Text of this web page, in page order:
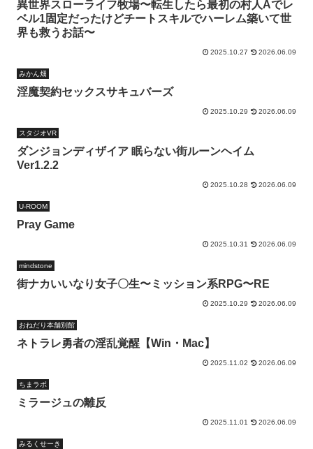
異世界スローライフ牧場〜転生したら最初の村人Aでレ
ベル1固定だったけどチートスキルでハーレム築いて世
界も救うお話〜
2025.10.27 2026.06.09
みかん畑
淫魔契約セックスサキュバーズ
2025.10.29 2026.06.09
スタジオVR
ダンジョンディザイア 眠らない街ルーンヘイム
Ver1.2.2
2025.10.28 2026.06.09
U-ROOM
Pray Game
2025.10.31 2026.06.09
mindstone
街ナカいいなり女子〇生〜ミッション系RPG〜RE
2025.10.29 2026.06.09
おねだり本舗別館
ネトラレ勇者の淫乱覚醒【Win・Mac】
2025.11.02 2026.06.09
ちまラボ
ミラージュの離反
2025.11.01 2026.06.09
みるくせーき